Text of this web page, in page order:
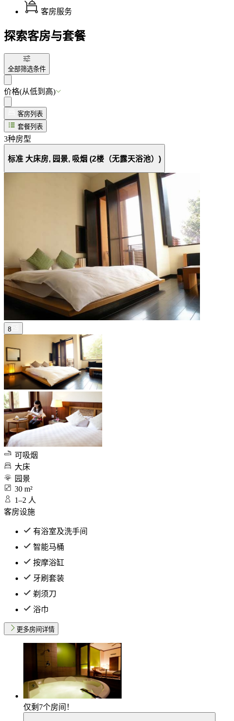
客房服务
探索客房与套餐
全部筛选条件
价格(从低到高)
客房列表
套餐列表
3种房型
标准 大床房, 园景, 吸烟 (2楼（无露天浴池）)
8
可吸烟
大床
园景
30 m²
1–2 人
客房设施
有浴室及洗手间
智能马桶
按摩浴缸
牙刷套装
剃须刀
浴巾
更多房间详情
仅剩 7个房间！